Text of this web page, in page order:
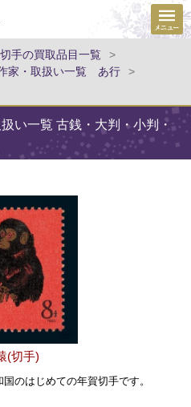
手の買取品目一覧
>
家・取扱い一覧 あ行
>
い一覧 古銭・大判・小判・
(切手)
のはじめての年賀切手です。